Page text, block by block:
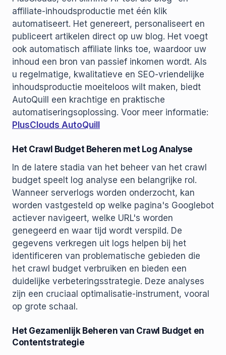
affiliate-inhoudsproductie met één klik
automatiseert. Het genereert, personaliseert en
publiceert artikelen direct op uw blog. Het voegt
ook automatisch affiliate links toe, waardoor uw
inhoud een bron van passief inkomen wordt. Als
u regelmatige, kwalitatieve en SEO-vriendelijke
inhoudsproductie moeiteloos wilt maken, biedt
AutoQuill een krachtige en praktische
automatiseringsoplossing. Voor meer informatie:
PlusClouds AutoQuill
Het Crawl Budget Beheren met Log Analyse
In de latere stadia van het beheer van het crawl
budget speelt log analyse een belangrijke rol.
Wanneer serverlogs worden onderzocht, kan
worden vastgesteld op welke pagina's Googlebot
actiever navigeert, welke URL's worden
genegeerd en waar tijd wordt verspild. De
gegevens verkregen uit logs helpen bij het
identificeren van problematische gebieden die
het crawl budget verbruiken en bieden een
duidelijke verbeteringsstrategie. Deze analyses
zijn een cruciaal optimalisatie-instrument, vooral
op grote schaal.
Het Gezamenlijk Beheren van Crawl Budget en
Contentstrategie